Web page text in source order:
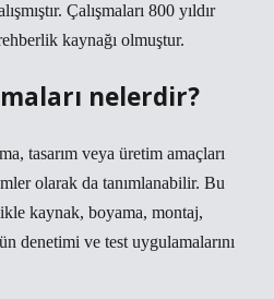
Çalışmaları 800 yıldır
kaynağı olmuştur.
nelerdir?
tasarım veya üretim amaçları
olarak da tanımlanabilir. Bu
kaynak, boyama, montaj,
denetimi ve test uygulamalarını